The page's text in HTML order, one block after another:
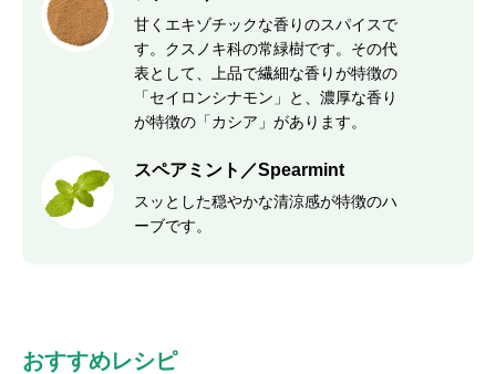
甘くエキゾチックな香りのスパイスで
す。クスノキ科の常緑樹です。その代
表として、上品で繊細な香りが特徴の
「セイロンシナモン」と、濃厚な香り
が特徴の「カシア」があります。
スペアミント／Spearmint
スッとした穏やかな清涼感が特徴のハ
ーブです。
おすすめレシピ